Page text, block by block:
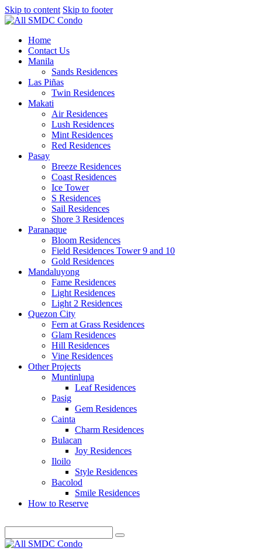
Skip to content Skip to footer
Home
Contact Us
Manila
Sands Residences
Las Piñas
Twin Residences
Makati
Air Residences
Lush Residences
Mint Residences
Red Residences
Pasay
Breeze Residences
Coast Residences
Ice Tower
S Residences
Sail Residences
Shore 3 Residences
Paranaque
Bloom Residences
Field Residences Tower 9 and 10
Gold Residences
Mandaluyong
Fame Residences
Light Residences
Light 2 Residences
Quezon City
Fern at Grass Residences
Glam Residences
Hill Residences
Vine Residences
Other Projects
Muntinlupa
Leaf Residences
Pasig
Gem Residences
Cainta
Charm Residences
Bulacan
Joy Residences
Iloilo
Style Residences
Bacolod
Smile Residences
How to Reserve